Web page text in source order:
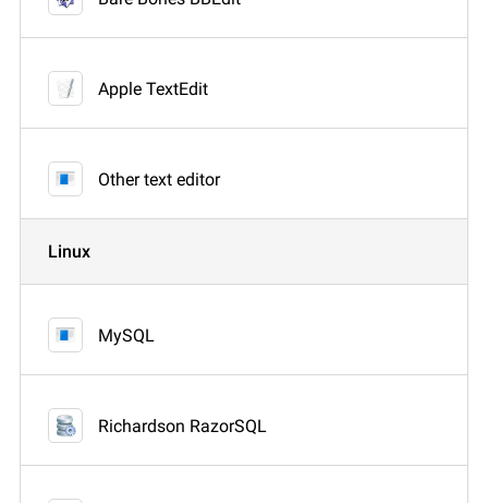
Apple TextEdit
Other text editor
Linux
MySQL
Richardson RazorSQL